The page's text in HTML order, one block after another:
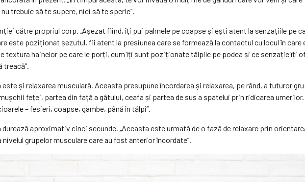
trebuie să te supere, nici să te sperie”.
către propriul corp. „Așezat fiind, îți pui palmele pe coapse și ești atent la senzațiile pe
este poziționat șezutul, fii atent la presiunea care se formează la contactul cu locul în
textura hainelor pe care le porți, cum îți sunt poziționate tălpile pe podea și ce senzație îți
treacă”.
și relaxarea musculară. Aceasta presupune încordarea și relaxarea, pe rând, a tuturor
feței, partea din față a gâtului, ceafa și partea de sus a spatelui prin ridicarea
– fesieri, coapse, gambe, până în tălpi”.
aproximativ cinci secunde. „Aceasta este urmată de o fază de relaxare prin
grupelor musculare care au fost anterior încordate”.